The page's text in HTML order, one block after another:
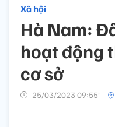
Xã hội
Hà Nam:
hoạt động
cơ sở
25/03/2023 09:55’